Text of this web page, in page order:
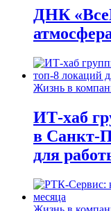
ДНК
Жизнь в
ИТ-хаб
в Санкт-
для